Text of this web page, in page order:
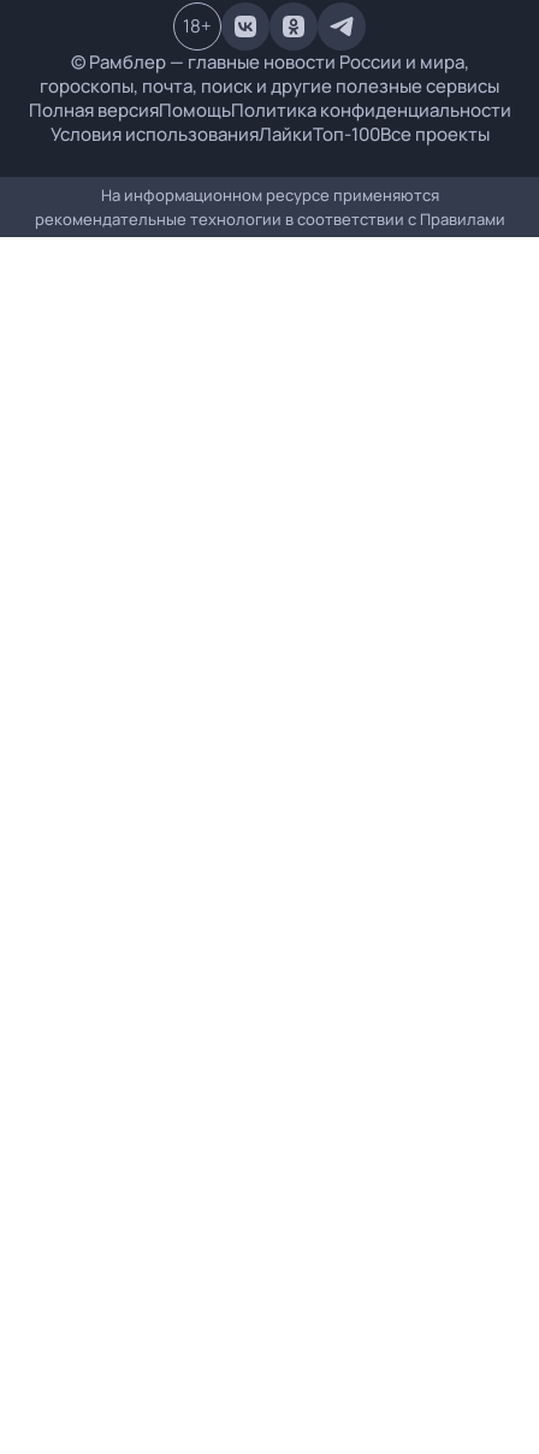
© Рамблер — главные новости России и мира,
гороскопы, почта, поиск и другие полезные сервисы
Полная версияПомощьПолитика конфиденциальности
Условия использованияЛайкиТоп-100Все проекты
18+
На информационном ресурсе применяются
рекомендательные технологии в соответствии с Правилами